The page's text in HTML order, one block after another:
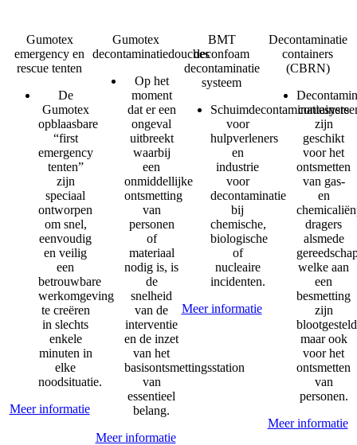
Gumotex
emergency en
rescue tenten
De
Gumotex
opblaasbare
“first
emergency
tenten”
zijn
speciaal
ontworpen
om snel,
eenvoudig
en veilig
een
betrouwbare
werkomgeving
te creëren
in slechts
enkele
minuten in
elke
noodsituatie.
Meer informatie
Gumotex
decontaminatiedouches
Op het
moment
dat er een
ongeval
uitbreekt
waarbij
een
onmiddellijke
ontsmetting
van
personen
of
materiaal
nodig is, is
de
snelheid
van de
interventie
en de inzet
van het
basisontsmettingsstation
van
essentieel
belang.
Meer informatie
BMT
deconfoam
decontaminatie
systeem
voor
hulpverleners
en
industrie
voor
decontaminatie
bij
chemische,
biologische
of
nucleaire
incidenten.
Meer informatie
Decontaminatie
containers
(CBRN)
containers
zijn
geschikt
voor het
ontsmetten
van gas-
en
dragers
alsmede
welke aan
een
besmetting
zijn
maar ook
voor het
ontsmetten
van
personen.
Meer informatie